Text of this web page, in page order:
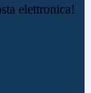
elettronica!